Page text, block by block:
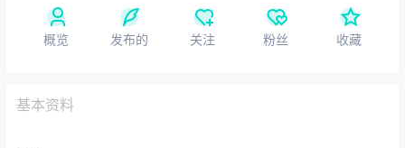
概览 发布的 关注 粉丝 收藏
基本资料